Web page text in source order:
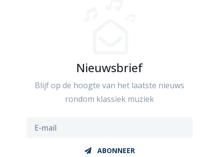
Nieuwsbrief
Blijf op de hoogte van het laatste nieuws
rondom klassiek muziek
ABONNEER